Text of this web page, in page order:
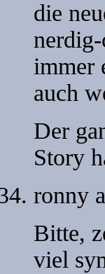
die
immer
auch
Der
Story
ronny
Bitte,
viel